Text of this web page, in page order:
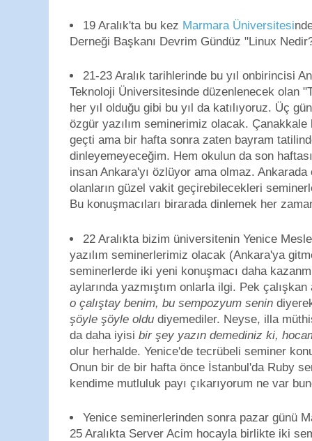
19 Aralık'ta bu kez Marmara Üniversitesi
Derneği Başkanı Devrim Gündüz "Linux
21-23 Aralık tarihlerinde bu yıl onbirincisi
Teknoloji Üniversitesinde düzenlenecek olan
her yıl olduğu gibi bu yıl da katılıyoruz. Üç
özgür yazılım seminerimiz olacak.
geçti ama bir hafta sonra zaten bayram
dinleyemeyeceğim. Hem okulun da son
insan Ankara'yı özlüyor ama olmaz.
olanların güzel vakit geçirebilecekleri
Bu konuşmacıları birarada dinlemek her
22 Aralıkta bizim üniversitenin Yenice
yazılım seminerlerimiz olacak (Ankara'ya
seminerlerde iki yeni konuşmacı daha
aylarında yazmıştım onlarla ilgi. Pek
o çalıştay benim, bu sempozyum senin
şöyle şöyle oldu diyemediler. Neyse, illa
da daha iyisi bir şey yazın demediniz ki,
olur herhalde. Yenice'de tecrübeli seminer
Onun bir de bir hafta önce İstanbul'da Ruby
kendime mutluluk payı çıkarıyorum ne var
Yenice seminerlerinden sonra pazar günü
25 Aralıkta Server Acim hocayla birlikte iki